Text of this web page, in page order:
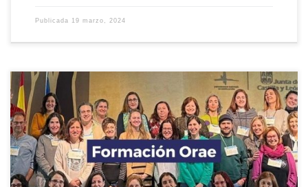
Publicada 19 marzo, 2024
El pasado jueves 7 de marzo acudimos a una formación en ORAE
como parte del proyecto Sello Sostenible. Presentamos a los
centros de Castilla y León nuestra iniciativa con materiales
sostenibles: bioplásticos, biocueros, materiales cocinados por los
alumnos para la aplicación en prendas sostenibles. Hemos creado